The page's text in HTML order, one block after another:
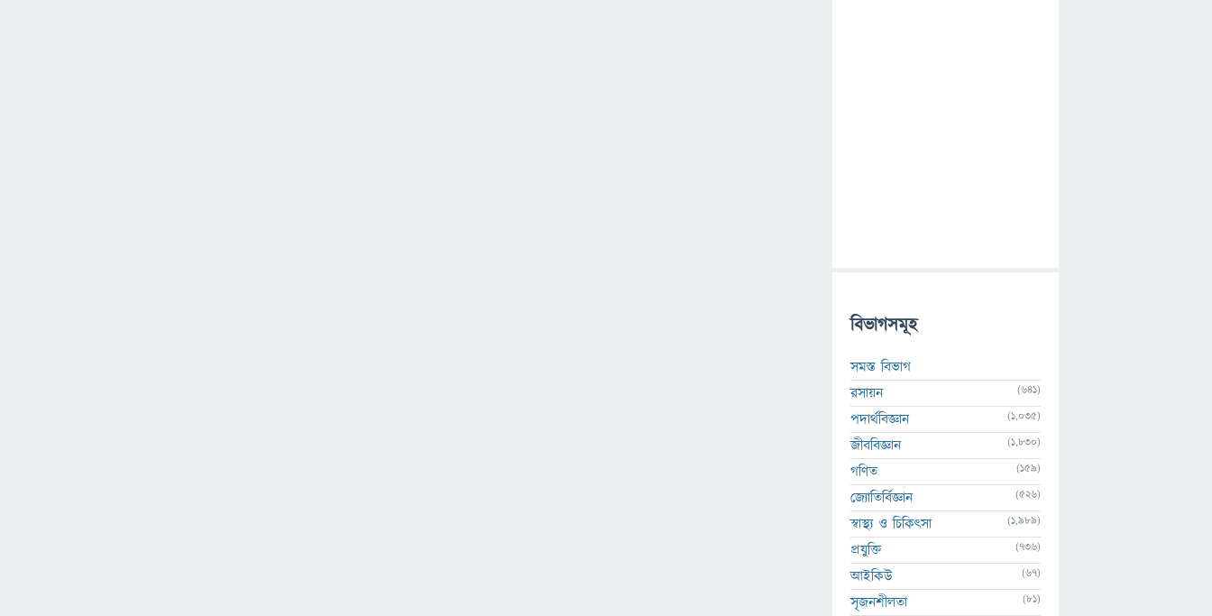
বিভাগসমূহ
সমস্ত বিভাগ
রসায়ন
(641)
পদার্থবিজ্ঞান (1,035)
জীববিজ্ঞান (1,830)
গণিত (159)
জ্যোতির্বিজ্ঞান (526)
স্বাস্থ্য ও চিকিৎসা (1,989)
প্রযুক্তি (736)
আইকিউ (67)
সৃজনশীলতা (81)